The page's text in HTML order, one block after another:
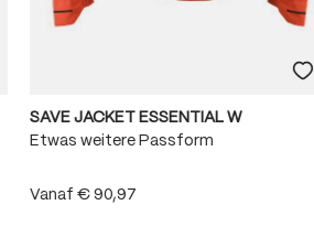
SAVE JACKET ESSENTIAL W
Etwas weitere Passform
Vanaf € 90,97